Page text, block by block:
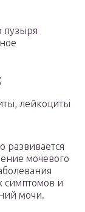
пузыря
лейкоциты
мочевого
симптомов и
мочи.